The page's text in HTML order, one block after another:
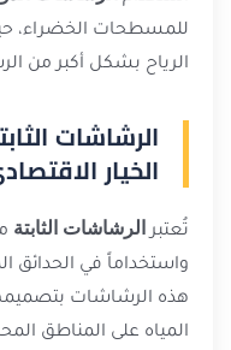
للمسطحات الخضراء،
الرياح بشكل أكبر من
الخيار
تُعتبر الرشاشات الثابتة
واستخداماً في الحدائق
هذه الرشاشات
المياه على المناطق